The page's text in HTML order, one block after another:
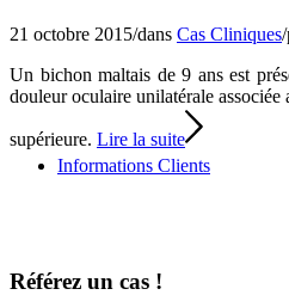
Informations Clients
21 octobre 2015/dans Cas Cliniques/
Un bichon maltais de 9 ans est
douleur oculaire unilatérale
supérieure. Lire la suite
Référez un cas !